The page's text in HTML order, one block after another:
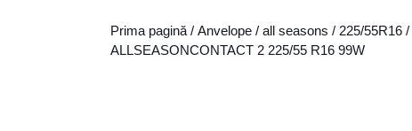
Prima pagină / Anvelope / all seasons / 225/55R16 /
ALLSEASONCONTACT 2 225/55 R16 99W